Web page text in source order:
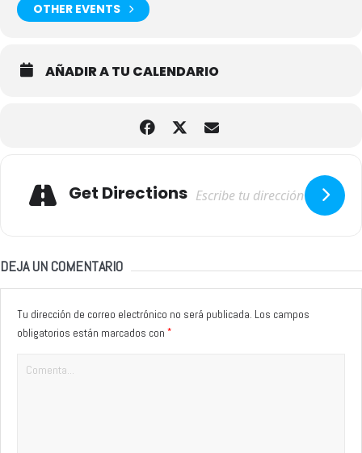
OTHER EVENTS
AÑADIR A TU CALENDARIO
Get Directions
DEJA UN COMENTARIO
Tu dirección de correo electrónico no será publicada. Los campos
obligatorios están marcados con *